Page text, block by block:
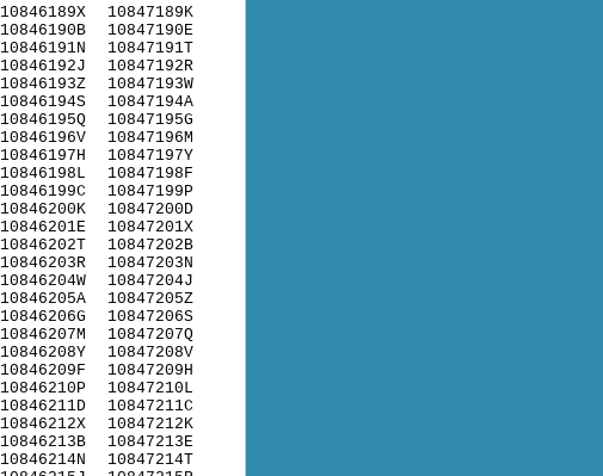
10846189X
10846190B
10846191N
10846192J
10846193Z
10846194S
10846195Q
10846196V
10846197H
10846198L
10846199C
10846200K
10846201E
10846202T
10846203R
10846204W
10846205A
10846206G
10846207M
10846208Y
10846209F
10846210P
10846211D
10846212X
10846213B
10846214N
10847189K
10847190E
10847191T
10847192R
10847193W
10847194A
10847195G
10847196M
10847197Y
10847198F
10847199P
10847200D
10847201X
10847202B
10847203N
10847204J
10847205Z
10847206S
10847207Q
10847208V
10847209H
10847210L
10847211C
10847212K
10847213E
10847214T